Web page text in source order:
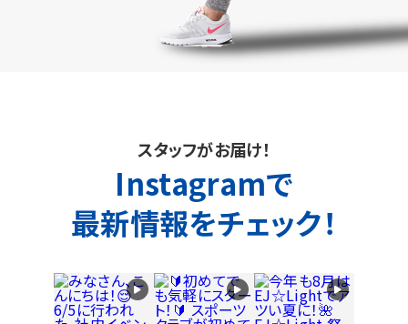
スタッフがお届け！
Instagramで
最新情報をチェック！